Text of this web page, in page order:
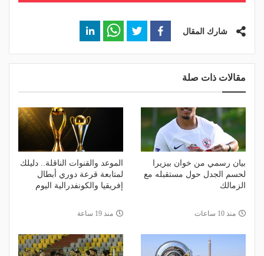
شارك المقال
مقالات ذات صلة
بيان رسمي من خوان بيزيرا
لحسم الجدل حول مستقبله مع
الزمالك
منذ 10 ساعات
الموعد والقنوات الناقلة.. دليلك
لمتابعة قرعة دوري أبطال
إفريقيا والكونفدرالية اليوم
منذ 19 ساعة